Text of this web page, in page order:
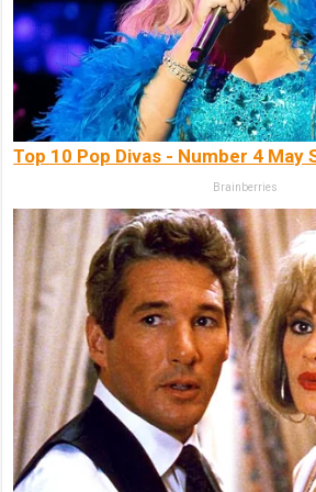
Top 10 Pop Divas - Number 4 May
Brainberries